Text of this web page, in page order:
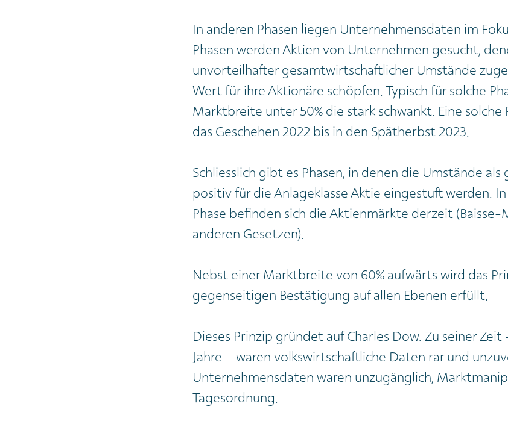
In anderen Phasen liegen Unternehmensdaten im
Phasen werden Aktien von Unternehmen gesucht,
unvorteilhafter gesamtwirtschaftlicher Umstände
Wert für ihre Aktionäre schöpfen. Typisch für solche
Marktbreite unter 50% die stark schwankt. Eine
das Geschehen 2022 bis in den Spätherbst 2023.
Schliesslich gibt es Phasen, in denen die Umstände
positiv für die Anlageklasse Aktie eingestuft werden.
Phase befinden sich die Aktienmärkte derzeit
anderen Gesetzen).
Nebst einer Marktbreite von 60% aufwärts wird das
gegenseitigen Bestätigung auf allen Ebenen erfüllt.
Dieses Prinzip gründet auf Charles Dow. Zu seiner
Jahre – waren volkswirtschaftliche Daten rar und
Unternehmensdaten waren unzugänglich,
Tagesordnung.